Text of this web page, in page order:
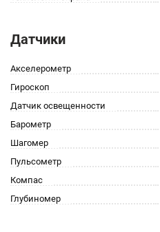
Датчики
Акселерометр
Гироскоп
Датчик освещенности
Барометр
Шагомер
Пульсометр
Компас
Глубиномер